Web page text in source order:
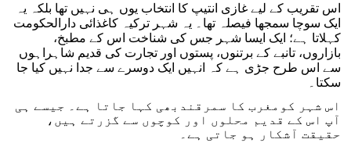
اس تقریب کے لیے غازی انتیپ کا انتخاب یوں ہی نہیں تھا بلکہ یہ
ایک سوچا سمجھا فیصلہ تھا۔ یہ شہر ترکیہ کاغذائی دارالحکومت
کہلاتا ہے؛ ایک ایسا شہر جس کی شناخت اس کے مطبخ،
بازاروں، تانبے کے برتنوں، پستوں اور تجارت کی قدیم شاہراہوں
سے اس طرح جڑی ہے کہ انہیں ایک دوسرے سے جدا نہیں کیا جا
سکتا۔
اس شہر کومغرب کا سمرقندبھی کہا جاتا ہے۔ جیسے ہی
آپ اس کے قدیم محلوں اور کوچوں سے گزرتے ہیں،
حقیقت آشکار ہو جاتی ہے۔